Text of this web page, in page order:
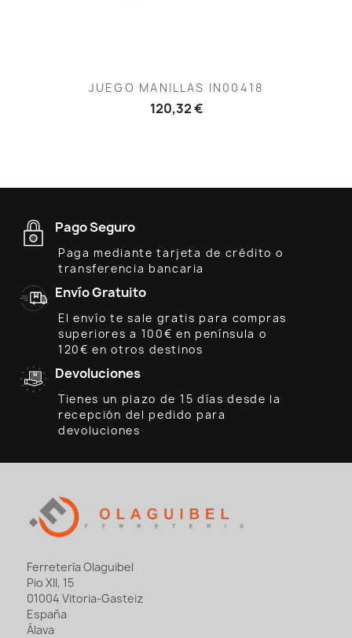
JUEGO MANILLAS IN00418
120,32 €
Pago Seguro
Paga mediante tarjeta de crédito o
transferencia bancaria
Envío Gratuito
El envío te sale gratis para compras
superiores a 100€ en península o
120€ en otros destinos
Devoluciones
Tienes un plazo de 15 días desde la
recepción del pedido para
devoluciones
Ferretería Olaguibel
Pio XII, 15
01004 Vitoria-Gasteiz
España
Álava